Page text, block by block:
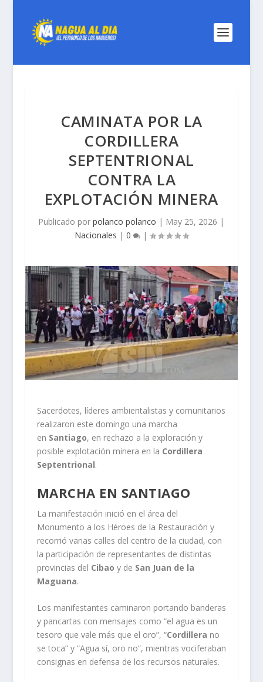
CAMINATA POR LA
CORDILLERA
SEPTENTRIONAL
CONTRA LA
EXPLOTACIÓN MINERA
Publicado porpolanco polanco | May 25, 2026 |
Nacionales | 0 |
Sacerdotes, líderes ambientalistas y comunitarios
realizaron este domingo una marcha
en Santiago, en rechazo a la exploración y
posible explotación minera en la Cordillera
Septentrional.
MARCHA EN SANTIAGO
La manifestación inició en el área del
Monumento a los Héroes de la Restauración y
recorrió varias calles del centro de la ciudad, con
la participación de representantes de distintas
provincias del Cibao y de San Juan de la
Maguana.
Los manifestantes caminaron portando banderas
y pancartas con mensajes como “el agua es un
tesoro que vale más que el oro”, “Cordillera no
se toca” y “Agua sí, oro no”, mientras vociferaban
consignas en defensa de los recursos naturales.